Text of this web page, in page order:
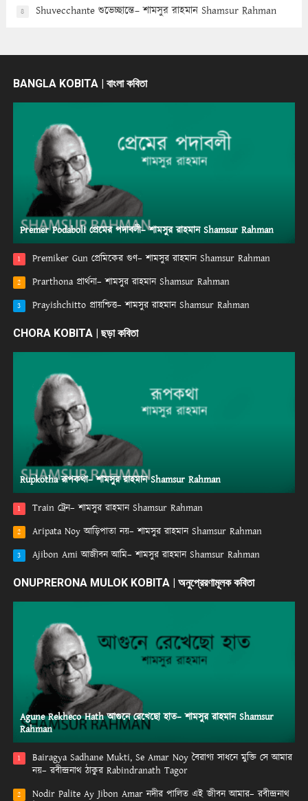
8 Shuvecchante শুভেচ্ছান্তে– শামসুর রাহমান Shamsur Rahman
BANGLA KOBITA | বাংলা কবিতা
Premer Podaboli প্রেমের পদাবলী– শামসুর রাহমান Shamsur Rahman
1 Premiker Gun প্রেমিকের গুণ– শামসুর রাহমান Shamsur Rahman
2 Prarthona প্রার্থনা– শামসুর রাহমান Shamsur Rahman
3 Prayishchitto প্রায়শ্চিত্ত– শামসুর রাহমান Shamsur Rahman
CHORA KOBITA | ছড়া কবিতা
Rupkotha রূপকথা– শামসুর রাহমান Shamsur Rahman
1 Train ট্রেন– শামসুর রাহমান Shamsur Rahman
2 Aripata Noy আড়িপাতা নয়– শামসুর রাহমান Shamsur Rahman
3 Ajibon Ami আজীবন আমি– শামসুর রাহমান Shamsur Rahman
ONUPRERONA MULOK KOBITA | অনুপ্রেরণামূলক কবিতা
Agune Rekheco Hath আগুনে রেখেছো হাত– শামসুর রাহমান Shamsur
Rahman
1
Bairagya Sadhane Mukti, Se Amar Noy বৈরাগ্য সাধনে মুক্তি সে আমার
নয়– রবীন্দ্রনাথ ঠাকুর Rabindranath Tagor
2
Nodir Palite Ay Jibon Amar নদীর পালিত এই জীবন আমার– রবীন্দ্রনাথ